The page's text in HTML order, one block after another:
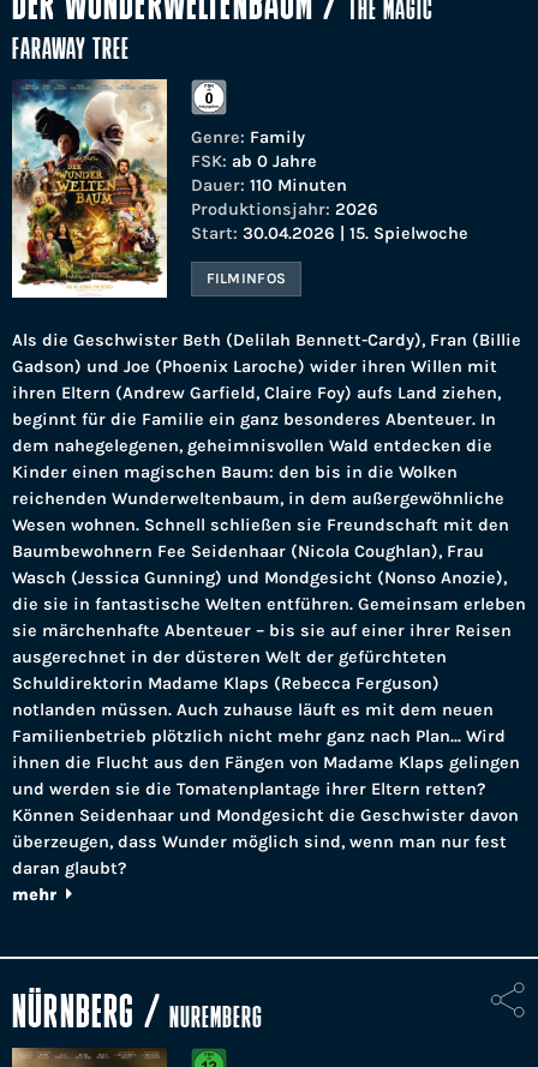
THE MAGIC
FARAWAY TREE
Genre: Family
FSK: ab 0 Jahre
Dauer: 110 Minuten
Produktionsjahr: 2026
Start: 30.04.2026 | 15. Spielwoche
FILMINFOS
Als die Geschwister Beth (Delilah Bennett-Cardy), Fran (Billie
Gadson) und Joe (Phoenix Laroche) wider ihren Willen mit
ihren Eltern (Andrew Garfield, Claire Foy) aufs Land ziehen,
beginnt für die Familie ein ganz besonderes Abenteuer. In
dem nahegelegenen, geheimnisvollen Wald entdecken die
Kinder einen magischen Baum: den bis in die Wolken
reichenden Wunderweltenbaum, in dem außergewöhnliche
Wesen wohnen. Schnell schließen sie Freundschaft mit den
Baumbewohnern Fee Seidenhaar (Nicola Coughlan), Frau
Wasch (Jessica Gunning) und Mondgesicht (Nonso Anozie),
die sie in fantastische Welten entführen. Gemeinsam erleben
sie märchenhafte Abenteuer – bis sie auf einer ihrer Reisen
ausgerechnet in der düsteren Welt der gefürchteten
Schuldirektorin Madame Klaps (Rebecca Ferguson)
notlanden müssen. Auch zuhause läuft es mit dem neuen
Familienbetrieb plötzlich nicht mehr ganz nach Plan... Wird
ihnen die Flucht aus den Fängen von Madame Klaps gelingen
und werden sie die Tomatenplantage ihrer Eltern retten?
Können Seidenhaar und Mondgesicht die Geschwister davon
überzeugen, dass Wunder möglich sind, wenn man nur fest
daran glaubt?
mehr
NÜRNBERG / NUREMBERG